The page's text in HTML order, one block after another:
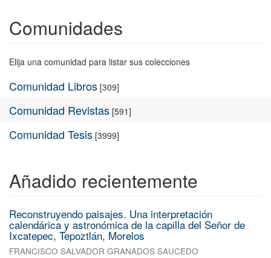
Comunidades
Elija una comunidad para listar sus colecciones
Comunidad Libros [309]
Comunidad Revistas [591]
Comunidad Tesis [3999]
Añadido recientemente
Reconstruyendo paisajes. Una interpretación
calendárica y astronómica de la capilla del Señor de
Ixcatepec, Tepoztlán, Morelos
FRANCISCO SALVADOR GRANADOS SAUCEDO